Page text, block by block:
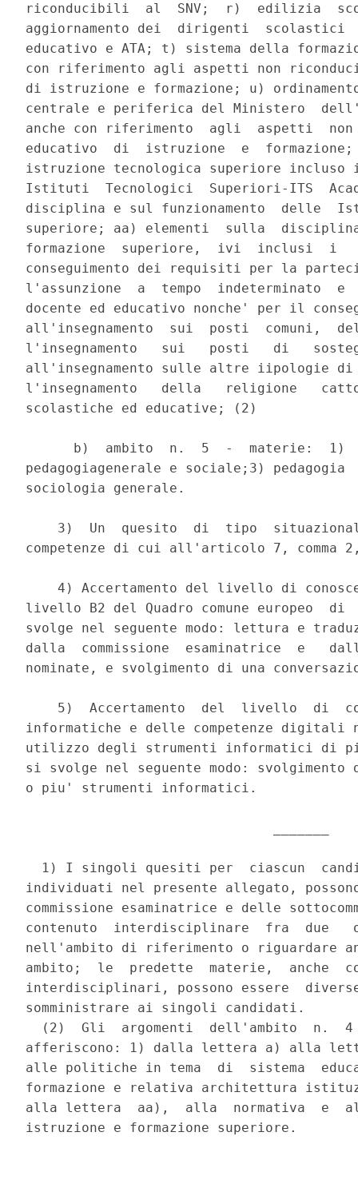
riconducibili  al  SNV;  r)  edilizia
aggiornamento dei  dirigenti  scolastici
educativo e ATA; t) sistema della
con riferimento agli aspetti non
di istruzione e formazione; u)
centrale e periferica del Ministero
anche con riferimento  agli  aspetti
educativo  di  istruzione  e
istruzione tecnologica superiore
Istituti  Tecnologici  Superiori-ITS
disciplina e sul funzionamento  delle
superiore; aa) elementi  sulla
formazione  superiore,  ivi  inclusi  i
conseguimento dei requisiti per la
l'assunzione  a  tempo  indeterminato  e
docente ed educativo nonche' per il
all'insegnamento  sui  posti  comuni,
l'insegnamento   sui   posti   di
all'insegnamento sulle altre iipologie di
l'insegnamento   della   religione
scolastiche ed educative; (2)
b)  ambito  n.  5  -  materie:  1)
pedagogiagenerale e sociale;3)
sociologia generale.
3)  Un  quesito  di  tipo
competenze di cui all'articolo 7, comma
4) Accertamento del livello di
livello B2 del Quadro comune europeo
svolge nel seguente modo: lettura e
dalla  commissione  esaminatrice  e
nominate, e svolgimento di una
5)  Accertamento  del  livello  di
informatiche e delle competenze
utilizzo degli strumenti informatici di
si svolge nel seguente modo:
o piu' strumenti informatici.
1) I singoli quesiti per  ciascun
individuati nel presente allegato,
commissione esaminatrice e delle
contenuto  interdisciplinare  fra  due
nell'ambito di riferimento o riguardare
ambito;  le  predette  materie,  anche
interdisciplinari, possono essere
somministrare ai singoli candidati.
(2)  Gli  argomenti  dell'ambito  n.
afferiscono: 1) dalla lettera a) alla
alle politiche in tema  di  sistema
formazione e relativa architettura
alla lettera  aa),  alla  normativa  e